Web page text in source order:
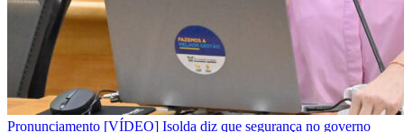
Pronunciamento [VÍDEO] Isolda diz que segurança no governo